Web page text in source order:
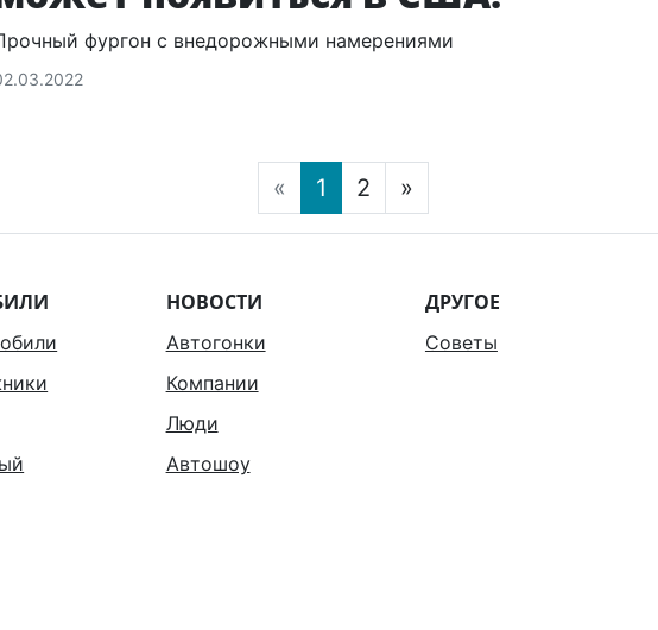
фургон с внедорожными намерениями
« 1 2 »
НОВОСТИ
Автогонки
Компании
Люди
Автошоу
ДРУГОЕ
Советы